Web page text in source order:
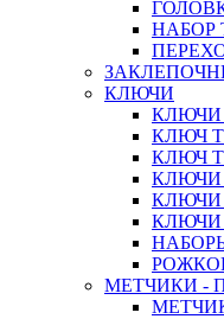
НАБОР
КЛЮЧИ
КЛЮЧИ
КЛЮЧ
КЛЮЧ
КЛЮЧИ
МЕТЧИКИ -